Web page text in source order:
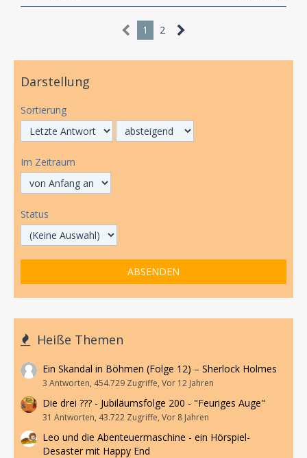
1 2
Darstellung
Sortierung
Im Zeitraum
Status
Heiße Themen
Ein Skandal in Böhmen (Folge 12) – Sherlock Holmes
3 Antworten, 454.729 Zugriffe, Vor 12 Jahren
Die drei ??? - Jubiläumsfolge 200 - "Feuriges Auge"
31 Antworten, 43.722 Zugriffe, Vor 8 Jahren
Leo und die Abenteuermaschine - ein Hörspiel-
Desaster mit Happy End